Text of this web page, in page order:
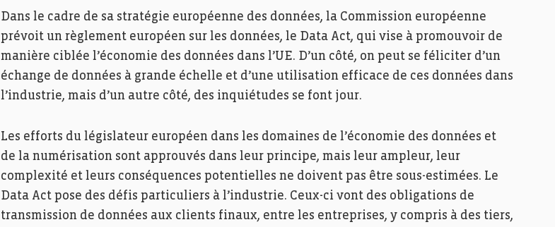
Dans le cadre de sa stratégie européenne des données, la Commission européenne
prévoit un règlement européen sur les données, le Data Act, qui vise à promouvoir de
manière ciblée l’économie des données dans l’UE. D’un côté, on peut se féliciter d’un
échange de données à grande échelle et d’une utilisation efficace de ces données dans
l’industrie, mais d’un autre côté, des inquiétudes se font jour.
Les efforts du législateur européen dans les domaines de l’économie des données et
de la numérisation sont approuvés dans leur principe, mais leur ampleur, leur
complexité et leurs conséquences potentielles ne doivent pas être sous-estimées. Le
Data Act pose des défis particuliers à l’industrie. Ceux-ci vont des obligations de
transmission de données aux clients finaux, entre les entreprises, y compris à des tiers,